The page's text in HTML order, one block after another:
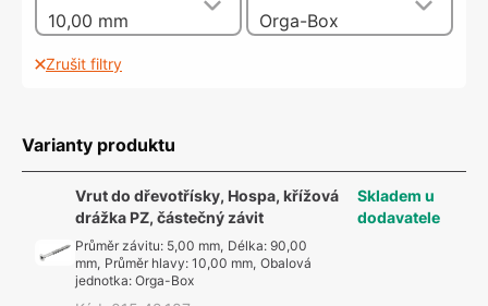
10,00 mm Orga-Box
Zrušit filtry
Varianty produktu
Vrut do dřevotřísky, Hospa, křížová
drážka PZ, částečný závit
Průměr závitu: 5,00 mm, Délka:90,00
mm, Průměr hlavy:10,00 mm, Obalová
jednotka:Orga-Box
Skladem u
dodavatele